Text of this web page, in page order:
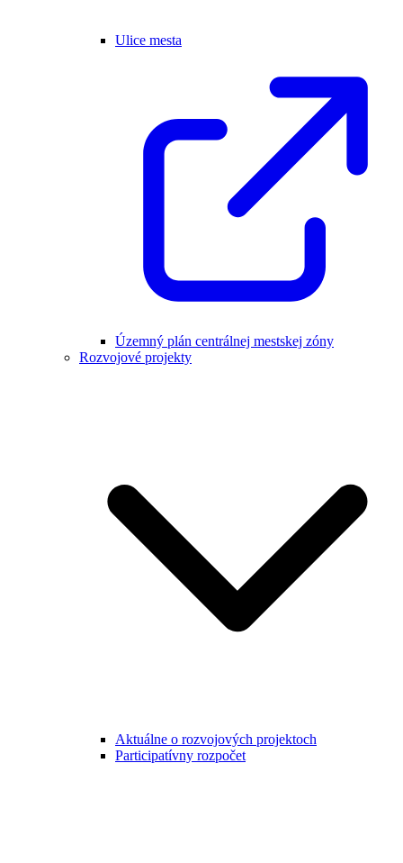
Ulice mesta
Územný plán centrálnej mestskej zóny
Rozvojové projekty
Aktuálne o rozvojových projektoch
Participatívny rozpočet